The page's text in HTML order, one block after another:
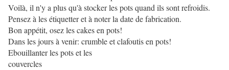
Voilà, il n'y a plus qu'à stocker les pots quand ils sont refroidis.
Pensez à les étiquetter et à noter la date de fabrication.
Bon appétit, osez les cakes en pots!
Dans les jours à venir: crumble et clafoutis en pots!
Ebouillanter les pots et les
couvercles